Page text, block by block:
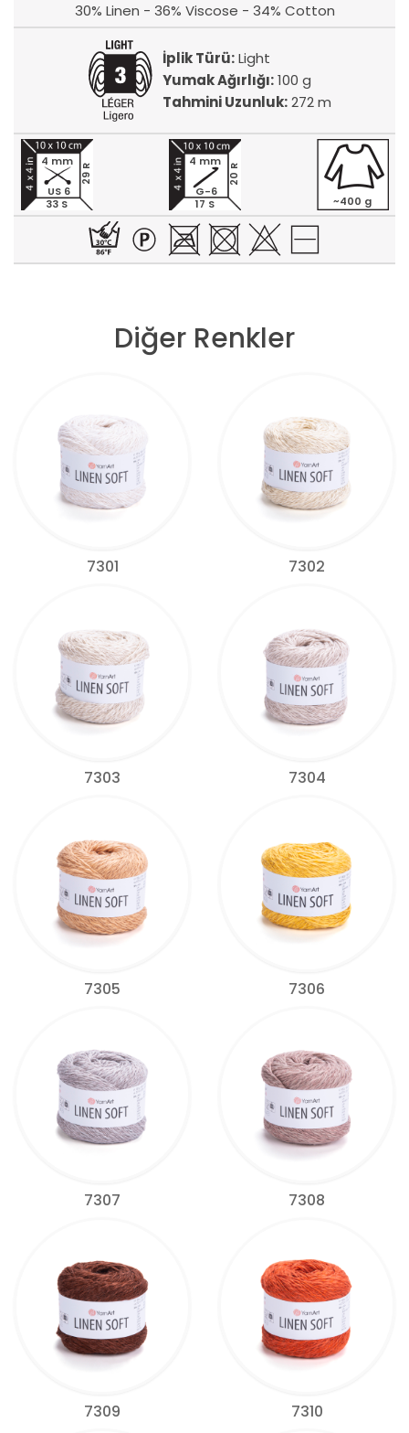
30% Linen - 36% Viscose - 34% Cotton
İplik Türü:Light
Yumak Ağırlığı:100 g
Tahmini Uzunluk:272 m
33 S
29 R
4 mm
US 6
17 S
20 R
4 mm
G-6
~400 g
Diğer Renkler
7301 7302
7303 7304
7305 7306
7307 7308
7309 7310